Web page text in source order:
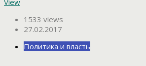
1533 views
27.02.2017
Политика и власть